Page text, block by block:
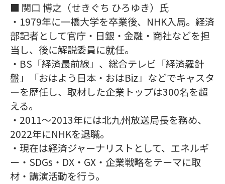
■ 関口 博之（せきぐち ひろゆき）氏
・1979年に一橋大学を卒業後、NHK入局。経済
部記者として官庁・日銀・金融・商社などを担
当し、後に解説委員に就任。
・BS「経済最前線」、総合テレビ「経済羅針
盤」「おはよう日本・おはBiz」などでキャスタ
ーを歴任し、取材した企業トップは300名を超
える。
・2011〜2013年には北九州放送局長を務め、
2022年にNHKを退職。
・現在は経済ジャーナリストとして、エネルギ
ー・SDGs・DX・GX・企業戦略をテーマに取
材・講演活動を行う。